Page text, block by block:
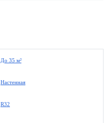
До 35 м²
Настенная
R32